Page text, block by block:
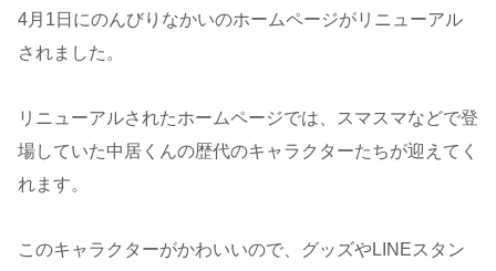
4月1日にのんびりなかいのホームページがリニューアル
されました。
リニューアルされたホームページでは、スマスマなどで登
場していた中居くんの歴代のキャラクターたちが迎えてく
れます。
このキャラクターがかわいいので、グッズやLINEスタン